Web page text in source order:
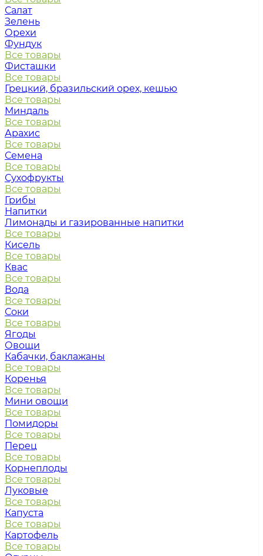
Салат
Зелень
Орехи
Фундук
Все товары
Фисташки
Все товары
Грецкий, бразильский орех, кешью
Все товары
Миндаль
Все товары
Арахис
Все товары
Семена
Все товары
Сухофрукты
Все товары
Грибы
Напитки
Лимонады и газированные напитки
Все товары
Кисель
Все товары
Квас
Все товары
Вода
Все товары
Соки
Все товары
Ягоды
Овощи
Кабачки, баклажаны
Все товары
Коренья
Все товары
Мини овощи
Все товары
Помидоры
Все товары
Перец
Все товары
Корнеплоды
Все товары
Луковые
Все товары
Капуста
Все товары
Картофель
Все товары